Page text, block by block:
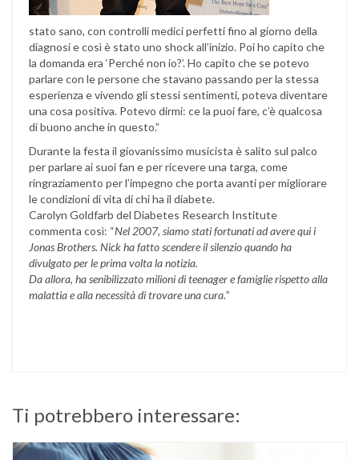
stato sano, con controlli medici perfetti fino al giorno della
diagnosi e così è stato uno shock all’inizio. Poi ho capito che
la domanda era ‘Perché non io?’. Ho capito che se potevo
parlare con le persone che stavano passando per la stessa
esperienza e vivendo gli stessi sentimenti, poteva diventare
una cosa positiva. Potevo dirmi: ce la puoi fare, c’è qualcosa
di buono anche in questo.”
Durante la festa il giovanissimo musicista è salito sul palco
per parlare ai suoi fan e per ricevere una targa, come
ringraziamento per l’impegno che porta avanti per migliorare
le condizioni di vita di chi ha il diabete.
Carolyn Goldfarb del Diabetes Research Institute
commenta così: “Nel 2007, siamo stati fortunati ad avere qui i
Jonas Brothers. Nick ha fatto scendere il silenzio quando ha
divulgato per le prima volta la notizia.
Da allora, ha senibilizzato milioni di teenager e famiglie rispetto alla
malattia e alla necessità di trovare una cura.”
Ti potrebbero interessare: